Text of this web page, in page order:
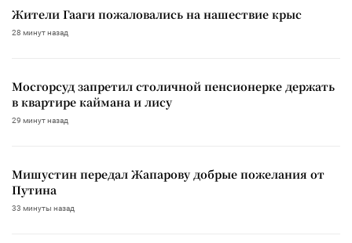
Жители Гааги пожаловались на нашествие крыс
28 минут назад
Мосгорсуд запретил столичной пенсионерке держать
в квартире каймана и лису
29 минут назад
Мишустин передал Жапарову добрые пожелания от
Путина
33 минуты назад